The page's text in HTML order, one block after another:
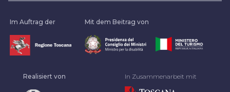
Im Auftrag der Mit dem Beitrag von
Realisiert von In Zusammenarbeit mit